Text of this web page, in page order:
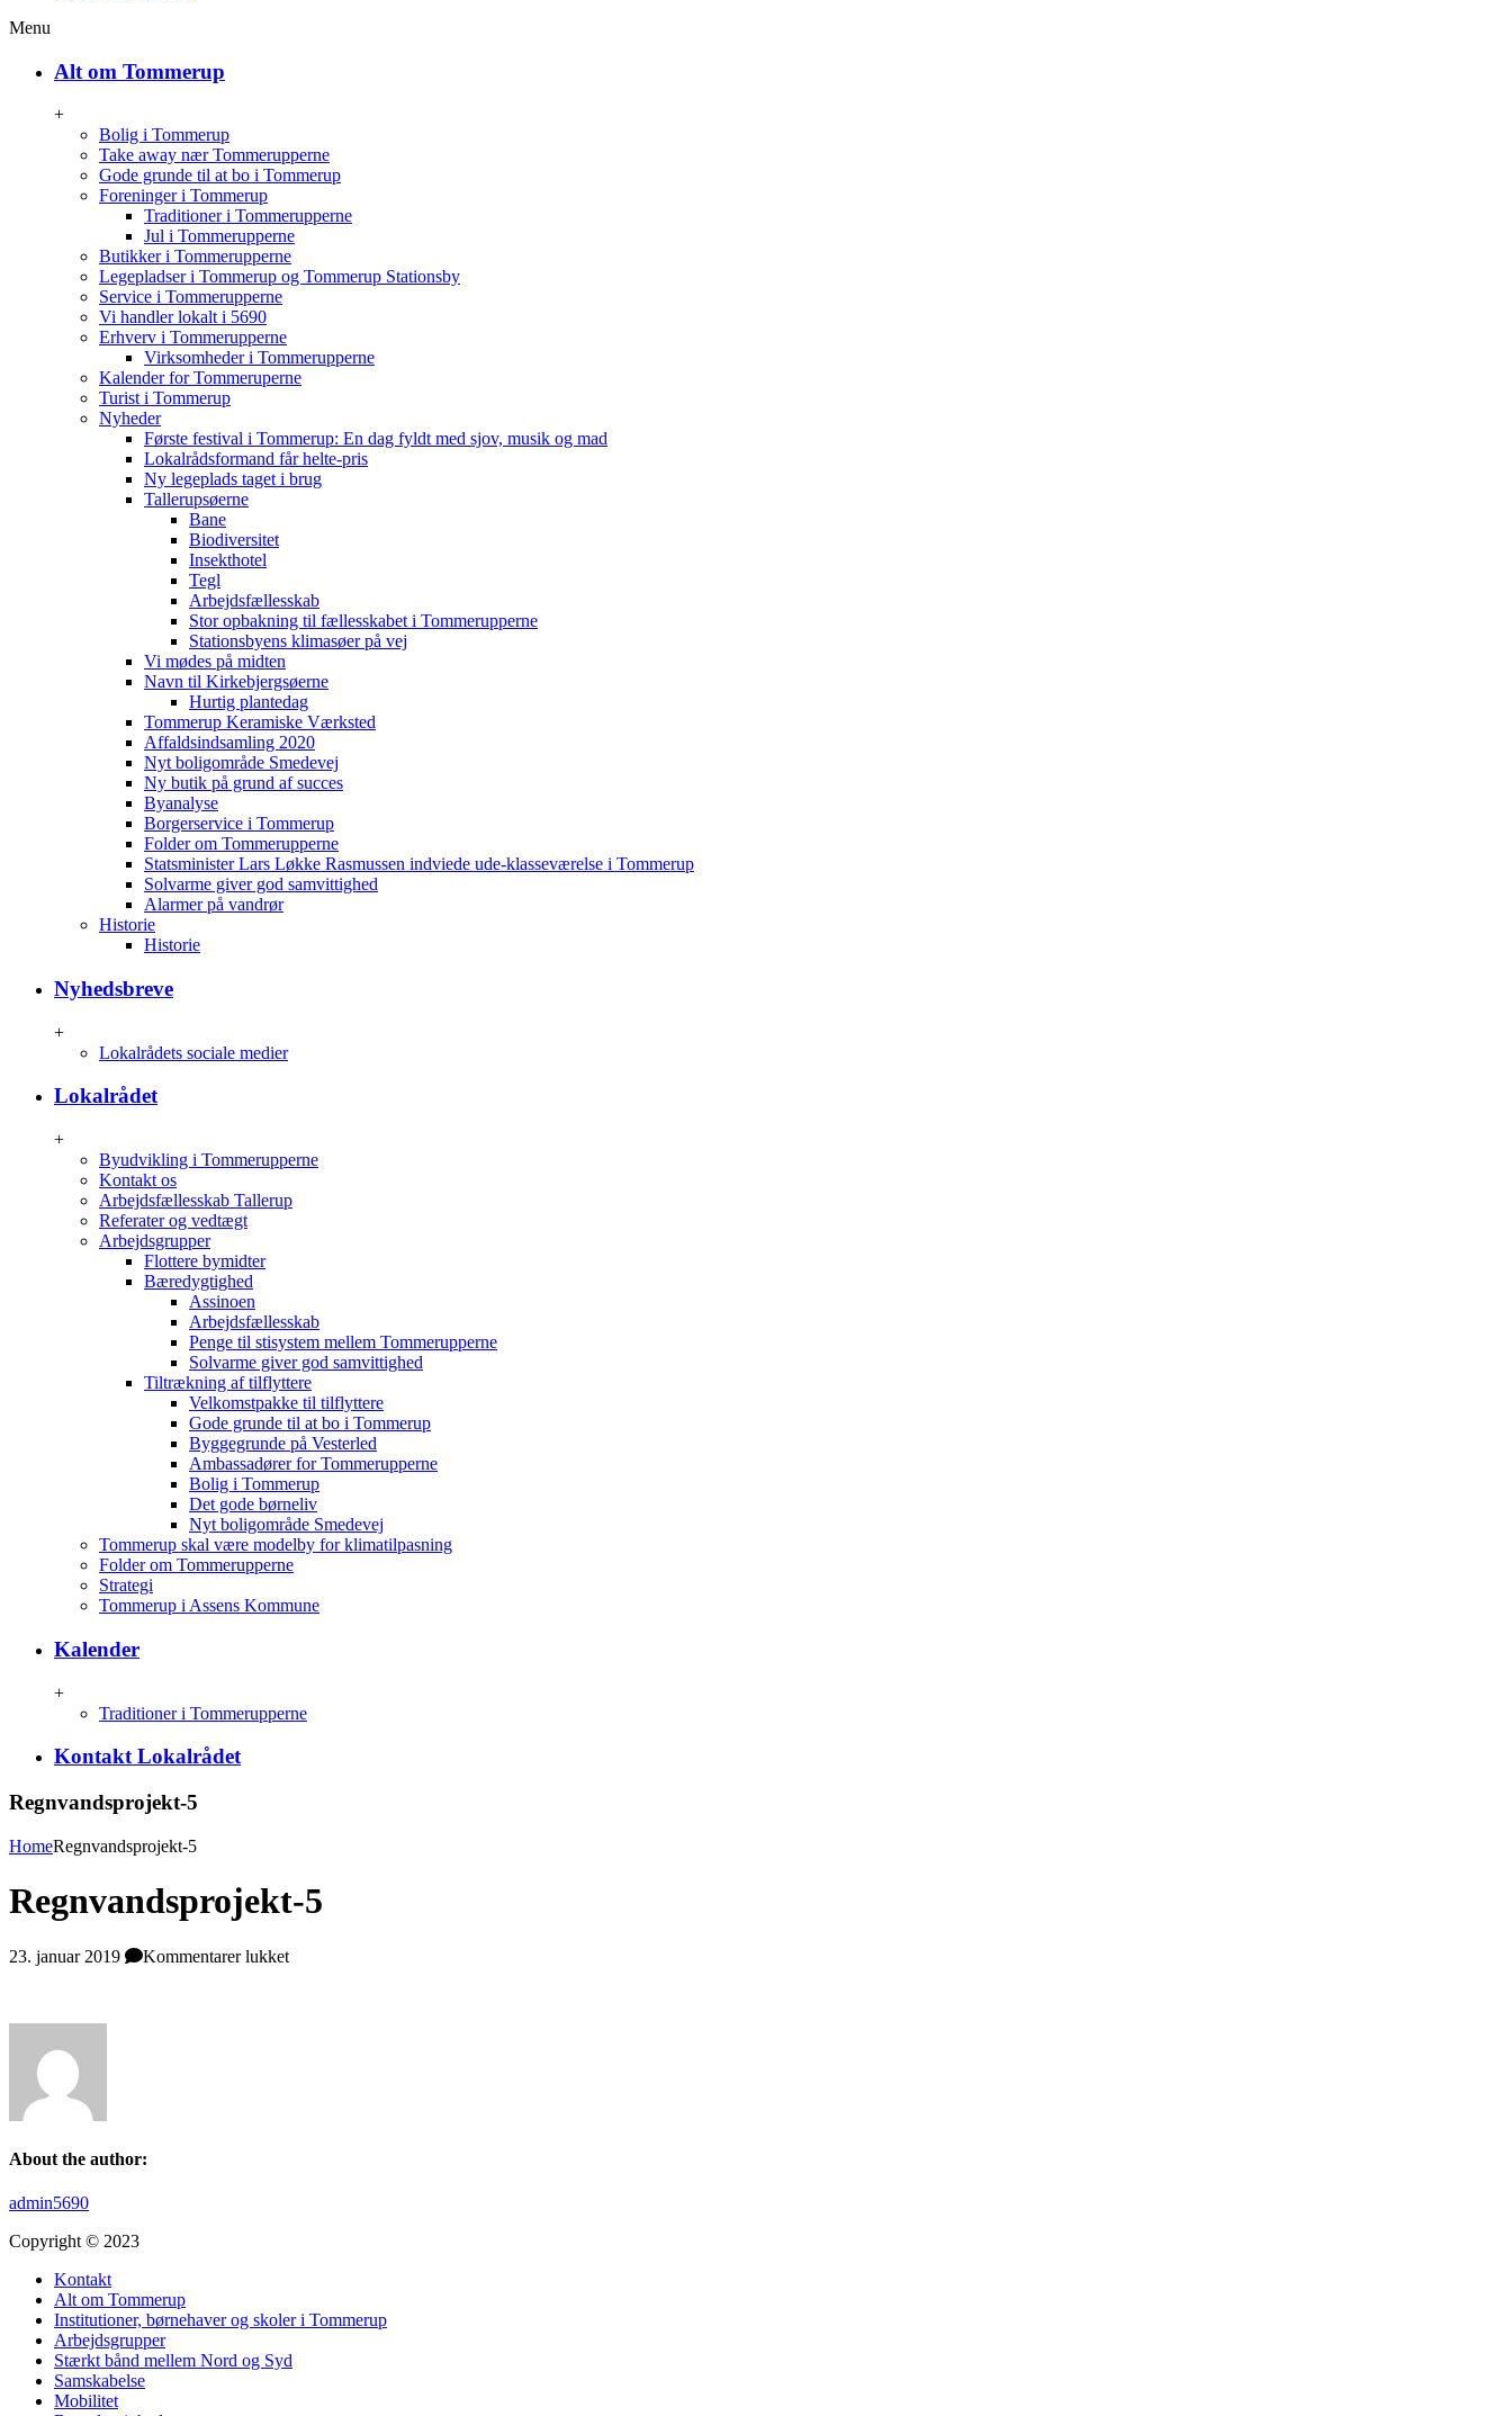
Menu
Alt om Tommerup
+
Bolig i Tommerup
Take away nær Tommerupperne
Gode grunde til at bo i Tommerup
Foreninger i Tommerup
Traditioner i Tommerupperne
Jul i Tommerupperne
Butikker i Tommerupperne
Legepladser i Tommerup og Tommerup Stationsby
Service i Tommerupperne
Vi handler lokalt i 5690
Erhverv i Tommerupperne
Virksomheder i Tommerupperne
Kalender for Tommeruperne
Turist i Tommerup
Nyheder
Første festival i Tommerup: En dag fyldt med sjov, musik og mad
Lokalrådsformand får helte-pris
Ny legeplads taget i brug
Tallerupsøerne
Bane
Biodiversitet
Insekthotel
Tegl
Arbejdsfællesskab
Stor opbakning til fællesskabet i Tommerupperne
Stationsbyens klimasøer på vej
Vi mødes på midten
Navn til Kirkebjergsøerne
Hurtig plantedag
Tommerup Keramiske Værksted
Affaldsindsamling 2020
Nyt boligområde Smedevej
Ny butik på grund af succes
Byanalyse
Borgerservice i Tommerup
Folder om Tommerupperne
Statsminister Lars Løkke Rasmussen indviede ude-klasseværelse i Tommerup
Solvarme giver god samvittighed
Alarmer på vandrør
Historie
Historie
Nyhedsbreve
+
Lokalrådets sociale medier
Lokalrådet
+
Byudvikling i Tommerupperne
Kontakt os
Arbejdsfællesskab Tallerup
Referater og vedtægt
Arbejdsgrupper
Flottere bymidter
Bæredygtighed
Assinoen
Arbejdsfællesskab
Penge til stisystem mellem Tommerupperne
Solvarme giver god samvittighed
Tiltrækning af tilflyttere
Velkomstpakke til tilflyttere
Gode grunde til at bo i Tommerup
Byggegrunde på Vesterled
Ambassadører for Tommerupperne
Bolig i Tommerup
Det gode børneliv
Nyt boligområde Smedevej
Tommerup skal være modelby for klimatilpasning
Folder om Tommerupperne
Strategi
Tommerup i Assens Kommune
Kalender
+
Traditioner i Tommerupperne
Kontakt Lokalrådet
Regnvandsprojekt-5
HomeRegnvandsprojekt-5
Regnvandsprojekt-5
23. januar 2019 Kommentarer lukkettil
About the author:
admin5690
Copyright © 2023
Kontakt
Alt om Tommerup
Institutioner, børnehaver og skoler i Tommerup
Arbejdsgrupper
Stærkt bånd mellem Nord og Syd
Samskabelse
Mobilitet